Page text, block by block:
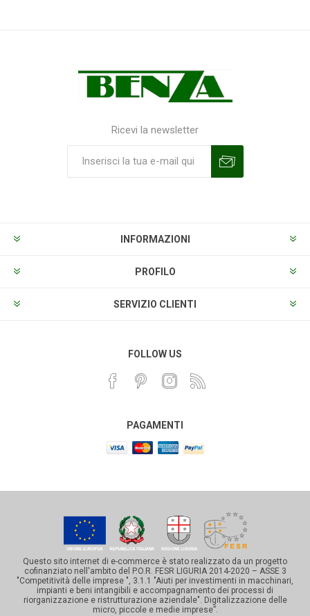
Ricevi la newsletter
INFORMAZIONI
PROFILO
SERVIZIO CLIENTI
FOLLOW US
PAGAMENTI
Questo sito internet di e-commerce è stato realizzato da un progetto
cofinanziato nell'ambito del P.O.R. FESR LIGURIA 2014-2020 – ASSE 3
"Competitività delle imprese ", 3.1.1 "Aiuti per investimenti in macchinari,
impianti e beni intangibili e accompagnamento dei processi di
riorganizzazione e ristrutturazione aziendale". Digitalizzazione delle
micro, piccole e medie imprese”.